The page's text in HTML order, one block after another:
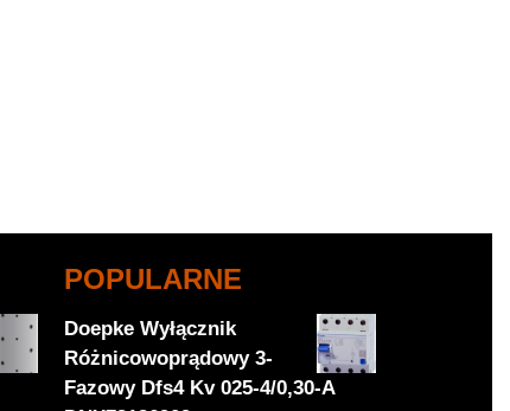
POPULARNE
Doepke Wyłącznik
Różnicowoprądowy 3-
Fazowy Dfs4 Kv 025-4/0,30-A